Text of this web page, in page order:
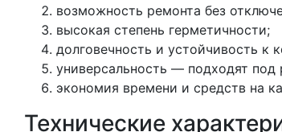
возможность ремонта без
высокая степень герметичности;
долговечность и устойчивость к
универсальность — подходят
экономия времени и средств на
Технические